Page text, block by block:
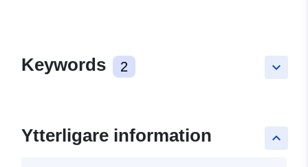
keyboard_arrow_down
Keywords 2
keyboard_arrow_up
Ytterligare information